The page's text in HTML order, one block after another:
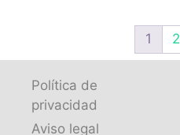
1 2
Política de
privacidad
Aviso legal